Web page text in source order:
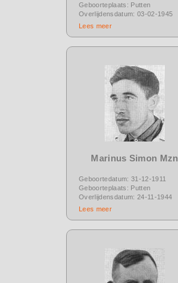
Geboorteplaats: Putten
Overlijdensdatum: 03-02-1945
Lees meer
Marinus Simon Mzn
Geboortedatum: 31-12-1911
Geboorteplaats: Putten
Overlijdensdatum: 24-11-1944
Lees meer